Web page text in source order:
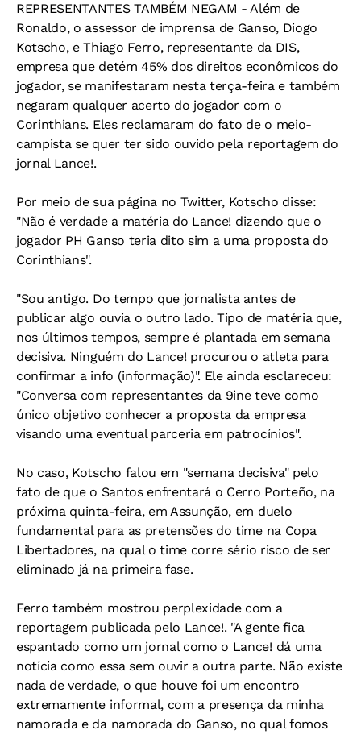
REPRESENTANTES TAMBÉM NEGAM - Além de
Ronaldo, o assessor de imprensa de Ganso, Diogo
Kotscho, e Thiago Ferro, representante da DIS,
empresa que detém 45% dos direitos econômicos do
jogador, se manifestaram nesta terça-feira e também
negaram qualquer acerto do jogador com o
Corinthians. Eles reclamaram do fato de o meio-
campista se quer ter sido ouvido pela reportagem do
jornal Lance!.
Por meio de sua página no Twitter, Kotscho disse:
"Não é verdade a matéria do Lance! dizendo que o
jogador PH Ganso teria dito sim a uma proposta do
Corinthians".
"Sou antigo. Do tempo que jornalista antes de
publicar algo ouvia o outro lado. Tipo de matéria que,
nos últimos tempos, sempre é plantada em semana
decisiva. Ninguém do Lance! procurou o atleta para
confirmar a info (informação)". Ele ainda esclareceu:
"Conversa com representantes da 9ine teve como
único objetivo conhecer a proposta da empresa
visando uma eventual parceria em patrocínios".
No caso, Kotscho falou em "semana decisiva" pelo
fato de que o Santos enfrentará o Cerro Porteño, na
próxima quinta-feira, em Assunção, em duelo
fundamental para as pretensões do time na Copa
Libertadores, na qual o time corre sério risco de ser
eliminado já na primeira fase.
Ferro também mostrou perplexidade com a
reportagem publicada pelo Lance!. "A gente fica
espantado como um jornal como o Lance!dá uma
notícia como essa sem ouvir a outra parte. Não existe
nada de verdade, o que houve foi um encontro
extremamente informal, com a presença da minha
namorada e da namorada do Ganso, no qual fomos